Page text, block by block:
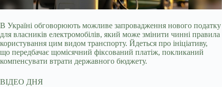
В Україні обговорюють можливе запровадження нового податку
для власників електромобілів, який може змінити чинні правила
користування цим видом транспорту. Йдеться про ініціативу,
що передбачає щомісячний фіксований платіж, покликаний
компенсувати втрати державного бюджету.
ВІДЕО ДНЯ